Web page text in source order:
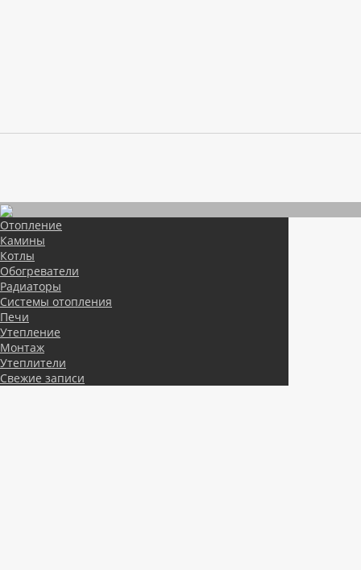
Отопление
Камины
Котлы
Обогреватели
Радиаторы
Системы отопления
Печи
Утепление
Монтаж
Утеплители
Свежие записи